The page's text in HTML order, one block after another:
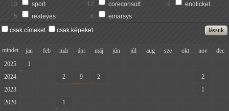
13
sport 12 coreconsult 9
endticket
5
realeyes 4
emarsys
csak címeket
csak képeket
mindet jan feb már ápr máj jún júl aug sze okt nov
dec
2025
1
2024
2 9 2 2
2023
1
2020
1